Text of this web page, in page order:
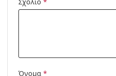
Μοντέλο:
Όνομα *